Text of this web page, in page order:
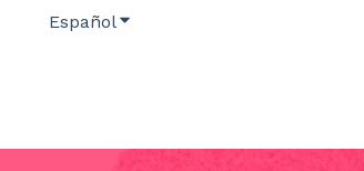
EspañolTraducciones de Mostrar